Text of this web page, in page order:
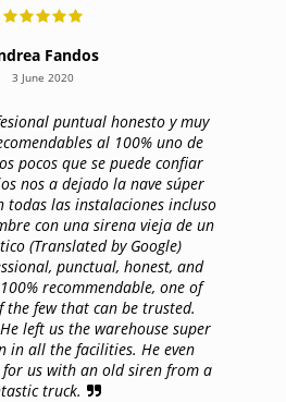
Fandos
3 June 2020
puntual honesto y muy
al 100% uno de
pocos que se puede confiar
nos a dejado la nave súper
todas las instalaciones incluso
con una sirena vieja de un
(Translated by Google)
punctual, honest, and
recommendable, one of
the few that can be trusted.
left us the warehouse super
in all the facilities. He even
us with an old siren from a
truck.